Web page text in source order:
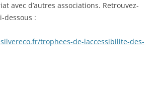
avec d’autres associations. Retrouvez-
dessous :
trophees-de-laccessibilite-des-